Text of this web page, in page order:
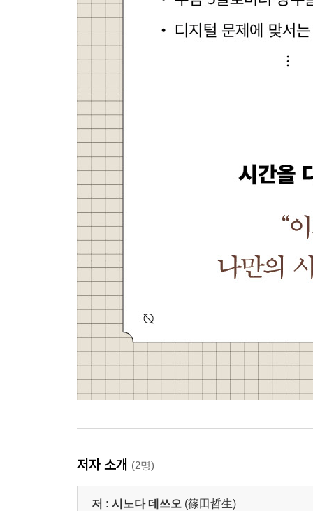
저자 소개 (2명)
저 : 시노다 데쓰오 (篠田哲生)